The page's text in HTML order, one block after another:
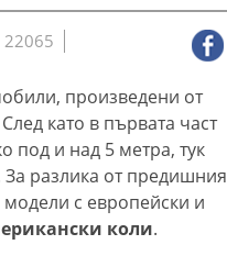
произведени от
като в първата част
под и над 5 метра, тук
разлика от предишния
с европейски и
коли.